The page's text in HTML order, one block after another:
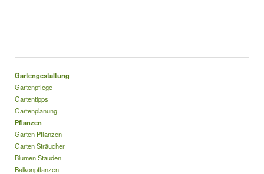
Gartengestaltung
Gartenpflege
Gartentipps
Gartenplanung
Pflanzen
Garten Pflanzen
Garten Sträucher
Blumen Stauden
Balkonpflanzen